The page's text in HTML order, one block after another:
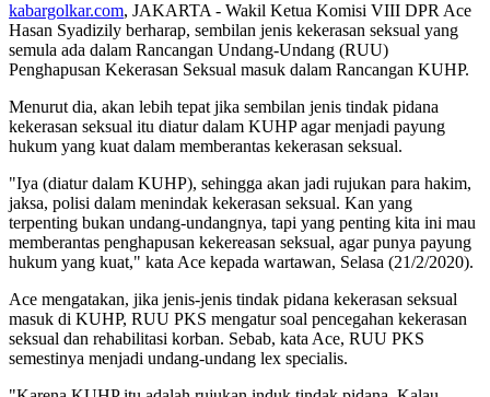
kabargolkar.com, JAKARTA - Wakil Ketua Komisi VIII DPR Ace
Hasan Syadizily berharap, sembilan jenis kekerasan seksual yang
semula ada dalam Rancangan Undang-Undang (RUU)
Penghapusan Kekerasan Seksual masuk dalam Rancangan KUHP.
Menurut dia, akan lebih tepat jika sembilan jenis tindak pidana
kekerasan seksual itu diatur dalam KUHP agar menjadi payung
hukum yang kuat dalam memberantas kekerasan seksual.
"Iya (diatur dalam KUHP), sehingga akan jadi rujukan para hakim,
jaksa, polisi dalam menindak kekerasan seksual. Kan yang
terpenting bukan undang-undangnya, tapi yang penting kita ini mau
memberantas penghapusan kekereasan seksual, agar punya payung
hukum yang kuat," kata Ace kepada wartawan, Selasa (21/2/2020).
Ace mengatakan, jika jenis-jenis tindak pidana kekerasan seksual
masuk di KUHP, RUU PKS mengatur soal pencegahan kekerasan
seksual dan rehabilitasi korban. Sebab, kata Ace, RUU PKS
semestinya menjadi undang-undang lex specialis.